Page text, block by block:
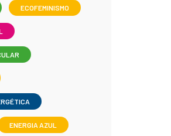
ECOFEMINISMO
ENERGIA AZUL